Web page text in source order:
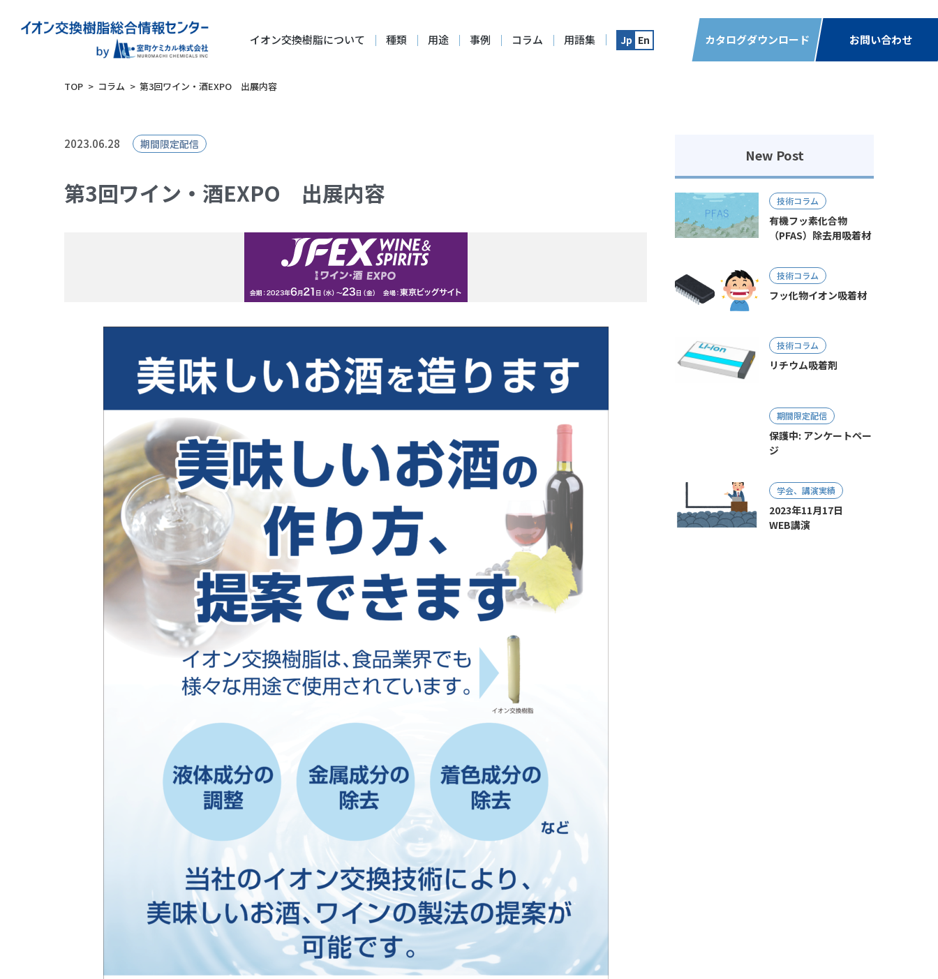
イオン交換樹脂について 種類 用途 事例 コラム 用語集 Jp En カタログダウンロード お問い合わせ
TOP コラム 第3回ワイン・酒EXPO 出展内容
2023.06.28 期間限定配信
第3回ワイン・酒EXPO 出展内容
New Post
技術コラム
有機フッ素化合物
（PFAS）除去用吸着材
技術コラム
フッ化物イオン吸着材
技術コラム
リチウム吸着剤
期間限定配信
保護中: アンケートペー
ジ
学会、講演実績
2023年11月17日
WEB講演